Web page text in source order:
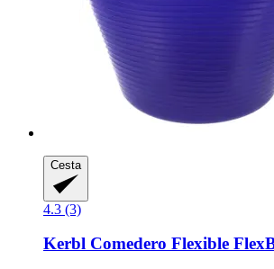
Cesta
4.3 (3)
Kerbl Comedero Flexible